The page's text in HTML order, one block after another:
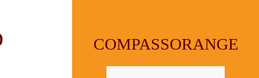
COMPASSORANGE